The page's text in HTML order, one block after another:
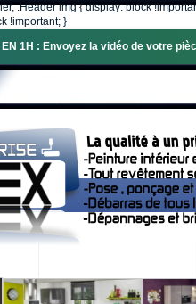
.Header img { display: block
!important; }
1H : Envoyez la vidéo de votre